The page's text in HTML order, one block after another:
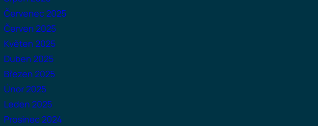
Červenec 2025
Červen 2025
Květen 2025
Duben 2025
Březen 2025
Únor 2025
Leden 2025
Prosinec 2024